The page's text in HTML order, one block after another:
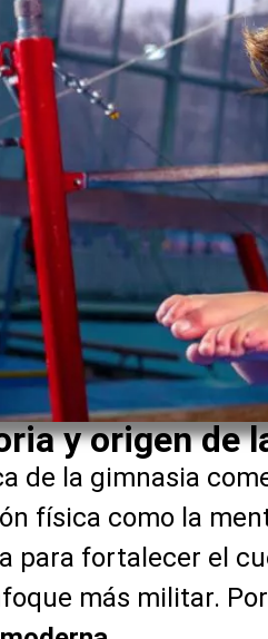
y origen de
de la gimnasia
física como la
para fortalecer el
más militar.